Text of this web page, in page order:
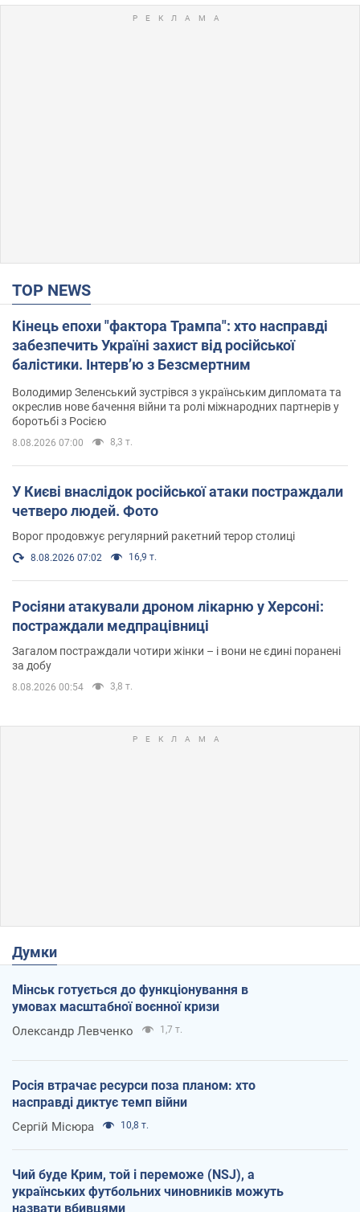
TOP NEWS
Кінець епохи "фактора Трампа": хто насправді
забезпечить Україні захист від російської
балістики. Інтерв’ю з Безсмертним
Володимир Зеленський зустрівся з українським дипломата та
окреслив нове бачення війни та ролі міжнародних партнерів у
боротьбі з Росією
8.08.2026 07:00 8,3 т.
У Києві внаслідок російської атаки постраждали
четверо людей. Фото
Ворог продовжує регулярний ракетний терор столиці
8.08.2026 07:02 16,9 т.
Росіяни атакували дроном лікарню у Херсоні:
постраждали медпрацівниці
Загалом постраждали чотири жінки – і вони не єдині поранені
за добу
8.08.2026 00:54 3,8 т.
Думки
Мінськ готується до функціонування в
умовах масштабної воєнної кризи
Олександр Левченко 1,7 т.
Росія втрачає ресурси поза планом: хто
насправді диктує темп війни
Сергій Місюра 10,8 т.
Чий буде Крим, той і переможе (NSJ), а
українських футбольних чиновників можуть
назвати вбивцями